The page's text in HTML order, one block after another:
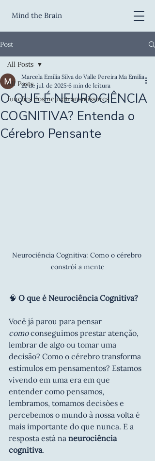
Mind the Brain
Post
All Posts
funções dos neurotransmissores
All Posts
O QUE É NEUROCIÊNCIA
COGNITIVA? Entenda o
Cérebro Pensante
Marcela Emilia Silva do Valle Pereira Ma Emilia
22 de jul. de 2025 6 min de leitura
Neurociência Cognitiva: Como o cérebro
constrói a mente
🧠 O que é Neurociência Cognitiva?
Você já parou para pensar
como conseguimos prestar atenção,
lembrar de algo ou tomar uma
decisão? Como o cérebro transforma
estímulos em pensamentos? Estamos
vivendo em uma era em que
entender como pensamos,
lembramos, tomamos decisòes e
percebemos o mundo à nossa volta é
mais importante do que nunca. E a
resposta está na neurociência
cognitiva.